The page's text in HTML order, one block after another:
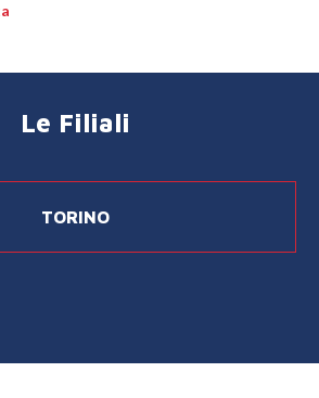
Le Filiali
TORINO